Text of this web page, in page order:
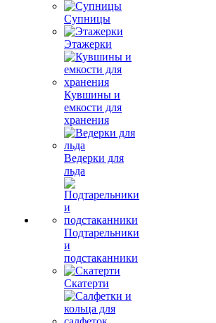
Супницы
Этажерки
Кувшины и
емкости для
хранения
Ведерки для
льда
Подтарельники
и
подстаканники
Скатерти